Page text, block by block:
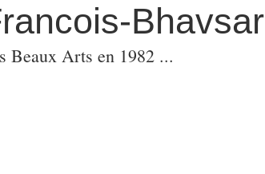
Bhavsar
Beaux Arts en 1982 ...